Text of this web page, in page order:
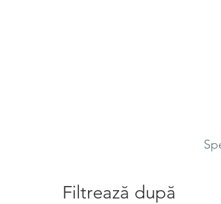
Filtrează după